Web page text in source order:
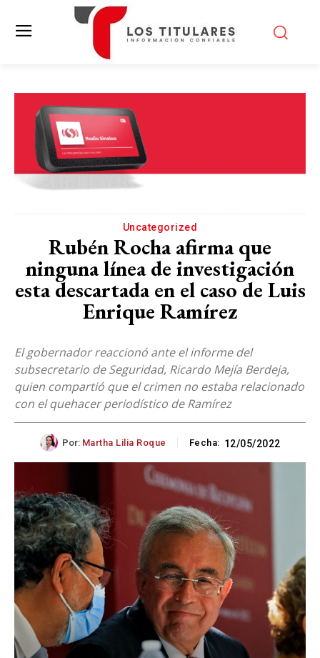
Uncategorized
Rubén Rocha afirma que
ninguna línea de investigación
esta descartada en el caso de Luis
Enrique Ramírez
El gobernador reaccionó ante el informe del
subsecretario de Seguridad, Ricardo Mejía Berdeja,
quien compartió que el crimen no estaba relacionado
con el quehacer periodístico de Ramírez
Por: Martha Lilia Roque Fecha: 12/05/2022